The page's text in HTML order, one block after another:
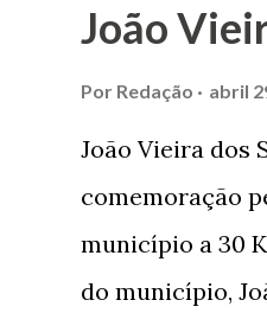
João
Por Redação abril
João Vieira dos
comemoração
município a 30
do município,